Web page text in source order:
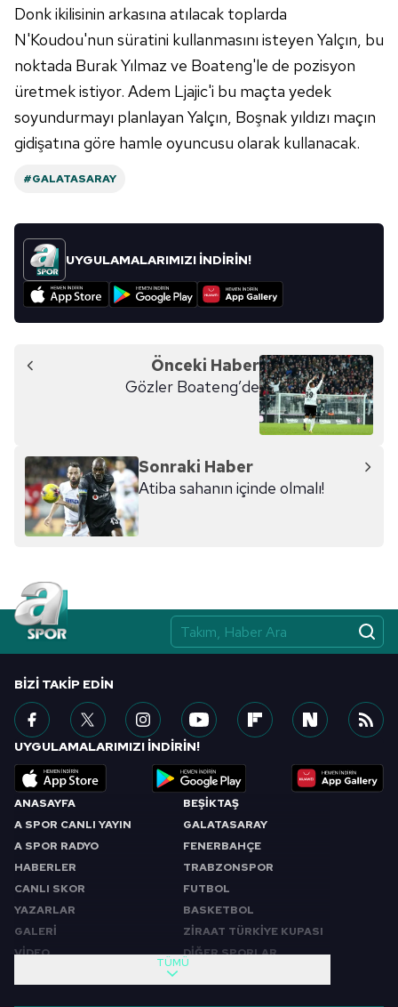
Sitemizde kendimize ve üçüncü kişilere ait çerezler
kullanılmaktadır. Bu çerezler vasıtasıyla çeşitli kişisel
toplumu hizmetlerinin sunulması amacıyla
kullanılmaktadır. Diğer çerezler, sitemizin daha işlevsel
kılınması ve kişiselleştirilmesi ve sizlere yönelik
reklam/pazarlama faaliyetlerinin yapılması, amaçlarıyla
vasıtasıyla belirleyebilirsiniz. Çerezlere ilişkin detaylı bilgi
için Ayarlar butonuna tıklayabilir,
Metnimizi ziyaret edebilirsiniz.
6698 sayılı Kişisel Verilerin Korunması Kanunu uyarınca
ilgili mevzuata uygun olarak kullanılan çerezlerle ilgili bilgi
almak için lütfen
tıklayınız.
Donk ikilisinin arkasına atılacak toplarda
N'Koudou'nun süratini kullanmasını isteyen Yalçın, bu
noktada Burak Yılmaz ve Boateng'le de pozisyon
üretmek istiyor. Adem Ljajic'i bu maçta yedek
soyundurmayı planlayan Yalçın, Boşnak yıldızı maçın
gidişatına göre hamle oyuncusu olarak kullanacak.
#GALATASARAY
UYGULAMALARIMIZI İNDİRİN!
Önceki Haber
Gözler Boateng’de
Sonraki Haber
Atiba sahanın içinde olmalı!
ANASAYFA
A SPOR CANLI YAYIN
A SPOR RADYO
HABERLER
CANLI SKOR
YAZARLAR
GALERİ
VİDEO
BEŞİKTAŞ
GALATASARAY
FENERBAHÇE
TRABZONSPOR
FUTBOL
BASKETBOL
ZİRAAT TÜRKİYE KUPASI
DİĞER SPORLAR
TÜMÜ
BIZI TAKIP EDIN
UYGULAMALARIMIZI İNDİRİN!